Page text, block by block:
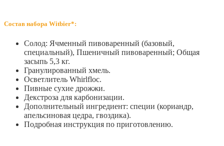
Состав набора Witbier*:
Солод: Ячменный пивоваренный (базовый,
специальный), Пшеничный пивоваренный; Общая
засыпь 5,3 кг.
Гранулированный хмель.
Осветлитель Whirlfloc.
Пивные сухие дрожжи.
Декстроза для карбонизации.
Дополнительный ингредиент: cпеции (кориандр,
апельсиновая цедра, гвоздика).
Подробная инструкция по приготовлению.